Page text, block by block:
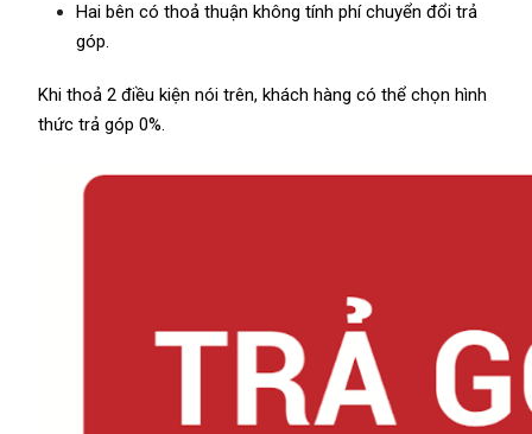
Hai bên có thoả thuận không tính phí chuyển đổi trả
góp.
Khi thoả 2 điều kiện nói trên, khách hàng có thể chọn hình
thức trả góp 0%.